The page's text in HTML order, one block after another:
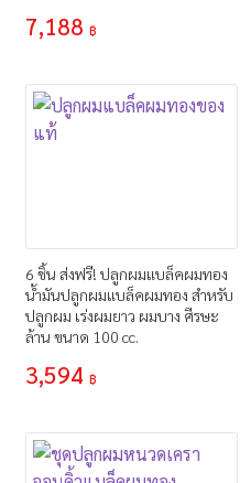
7,188 ฿
6 ชิ้น ส่งฟรี! ปลูกผมแบล็คผมทอง
น้ำมันปลูกผมแบล็คผมทอง สำหรับ
ปลูกผม เร่งผมยาว ผมบาง ศีรษะ
ล้าน ขนาด 100 cc.
3,594 ฿